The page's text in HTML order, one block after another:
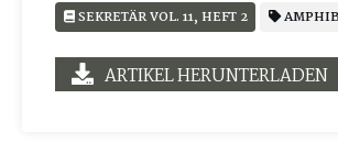
SEKRETÄR VOL. 11, HEFT 2
ARTIKEL HERUNTERLADEN